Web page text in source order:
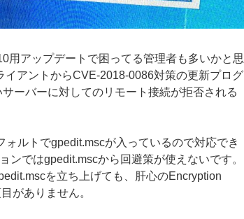
用アップデートで困ってる管理者も多いかと思
イアントからCVE-2018-0086対策の更新プログ
ーバーに対してのリモート接続が拒否される
ォルトでgpedit.mscが入っているので対応でき
ンではgpedit.mscから回避策が使えないです。
を立ち上げても、肝心のEncryption
がありません。